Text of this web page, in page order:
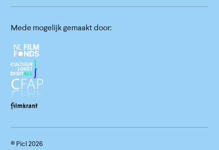
Mede mogelijk gemaakt door:
© Picl2026